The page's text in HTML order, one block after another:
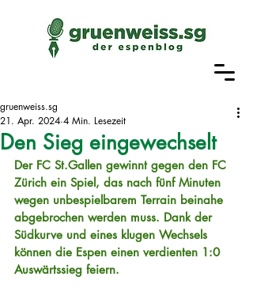
Den Sieg eingewechselt
gruenweiss.sg
21. Apr. 2024 4 Min. Lesezeit
Der FC St.Gallen gewinnt gegen den FC
Zürich ein Spiel, das nach fünf Minuten
wegen unbespielbarem Terrain beinahe
abgebrochen werden muss. Dank der
Südkurve und eines klugen Wechsels
können die Espen einen verdienten 1:0
Auswärtssieg feiern.